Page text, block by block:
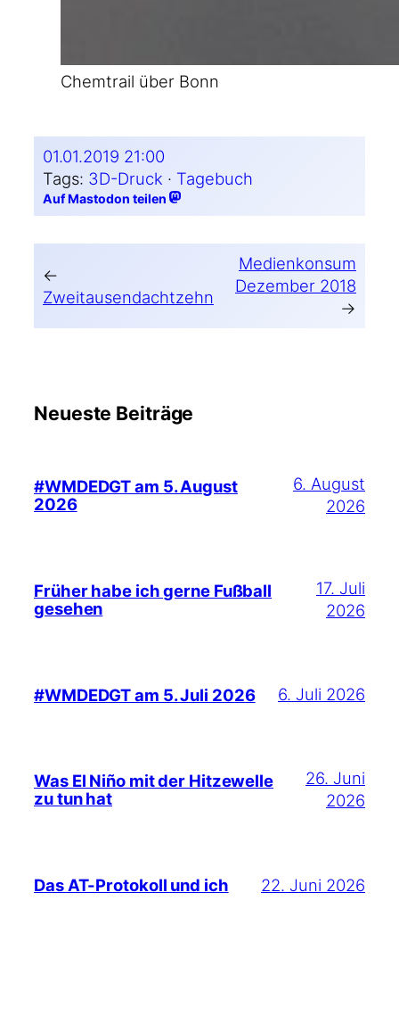
Chem­trail über Bonn
01.01.2019 21:00
Tags: 3D-Druck · Tagebuch
Auf Mastodon teilen
←
Zweitausendachtzehn
Medienkonsum
Dezember 2018
→
Neueste Beiträge
#WMDEDGT am 5. August
2026
6. August
2026
Früher habe ich gerne Fußball
gesehen
17. Juli
2026
#WMDEDGT am 5. Juli 2026 6. Juli 2026
Was El Niño mit der Hitzewelle
zu tun hat
26. Juni
2026
Das AT-Protokoll und ich 22. Juni 2026